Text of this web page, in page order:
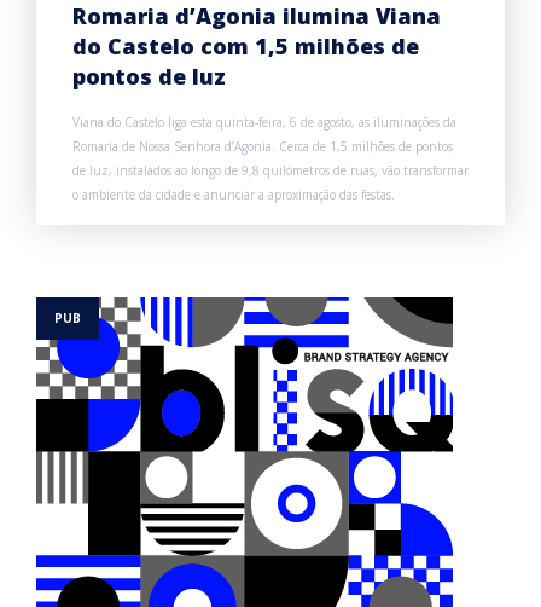
Romaria d’Agonia ilumina Viana
do Castelo com 1,5 milhões de
pontos de luz
Viana do Castelo liga esta quinta-feira, 6 de agosto, as iluminações da
Romaria de Nossa Senhora d’Agonia. Cerca de 1,5 milhões de pontos
de luz, instalados ao longo de 9,8 quilómetros de ruas, vão transformar
o ambiente da cidade e anunciar a aproximação das festas.